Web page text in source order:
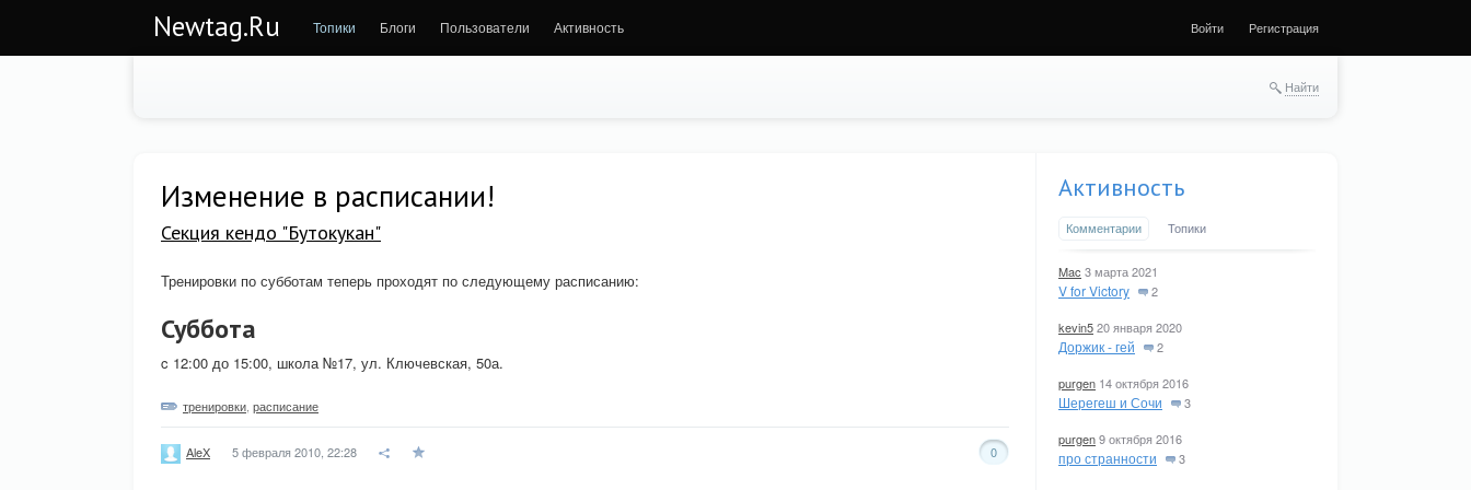
Newtag.Ru Топики Блоги Пользователи Активность Войти Регистрация
Найти
Изменение в расписании!
Секция кендо "Бутокукан"
Тренировки по субботам теперь проходят по следующему расписанию:
Суббота
c 12:00 до 15:00, школа №17, ул. Ключевская, 50а.
тренировки расписание
0
AleX 5 февраля 2010, 22:28
Активность
Комментарии Топики
Mac 3 марта 2021
V for Victory 2
kevin520 января 2020
Доржик - гей 2
purgen 14 октября 2016
Шерегеш и Сочи 3
purgen9 октября 2016
про странности 3